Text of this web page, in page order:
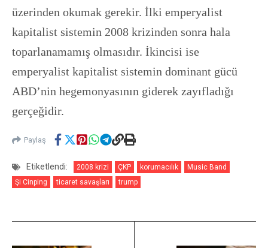
üzerinden okumak gerekir. İlki emperyalist
kapitalist sistemin 2008 krizinden sonra hala
toparlanamamış olmasıdır. İkincisi ise
emperyalist kapitalist sistemin dominant gücü
ABD’nin hegemonyasının giderek zayıfladığı
gerçeğidir.
Paylaş
Etiketlendi: 2008 krizi ÇKP korumacılık
Music Band
Şi Cinping
ticaret savaşları trump